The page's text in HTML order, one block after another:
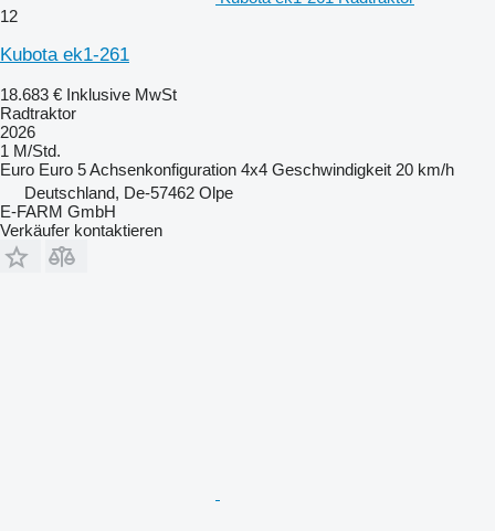
12
Kubota ek1-261
18.683 € Inklusive MwSt
Radtraktor
2026
1 M/Std.
Euro Euro 5Achsenkonfiguration 4x4 Geschwindigkeit 20 km/h
Deutschland, De-57462 Olpe
E-FARM GmbH
Verkäufer kontaktieren